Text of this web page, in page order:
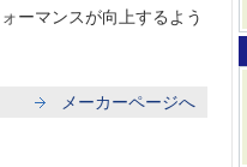
ーマンスが向上するよう
メーカーページへ